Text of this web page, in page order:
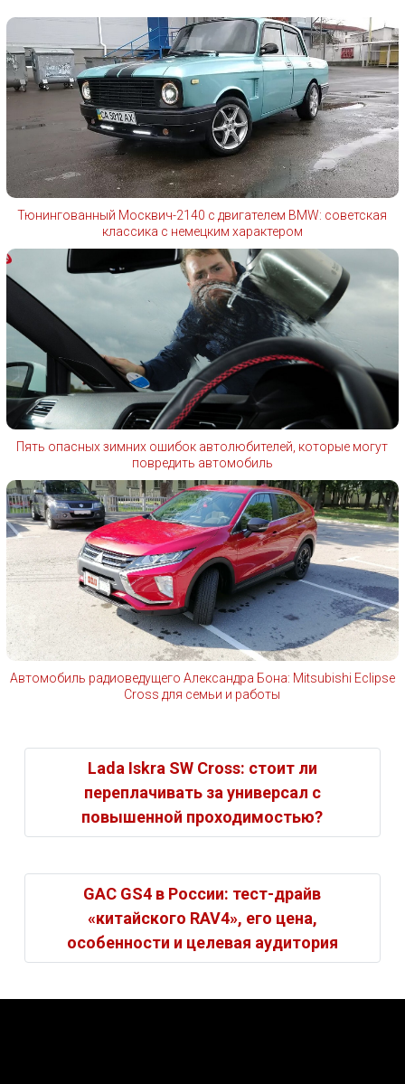
Тюнингованный Москвич-2140 с двигателем BMW: советская
классика с немецким характером
Пять опасных зимних ошибок автолюбителей, которые могут
повредить автомобиль
Автомобиль радиоведущего Александра Бона: Mitsubishi Eclipse
Cross для семьи и работы
Lada Iskra SW Cross: стоит ли
переплачивать за универсал с
повышенной проходимостью?
GAC GS4 в России: тест-драйв
«китайского RAV4», его цена,
особенности и целевая аудитория